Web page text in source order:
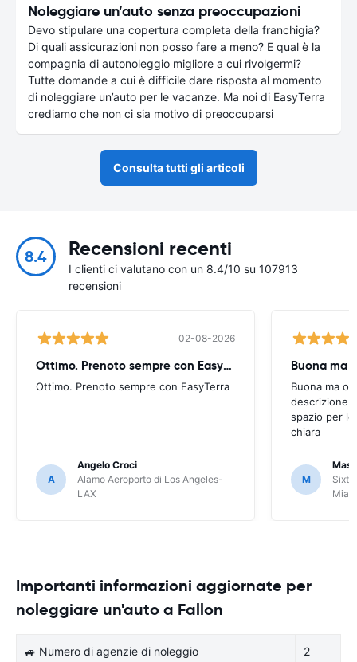
Noleggiare un’auto senza preoccupazioni
Devo stipulare una copertura completa della franchigia?
Di quali assicurazioni non posso fare a meno? E qual è la
compagnia di autonoleggio migliore a cui rivolgermi?
Tutte domande a cui è difficile dare risposta al momento
di noleggiare un’auto per le vacanze. Ma noi di EasyTerra
crediamo che non ci sia motivo di preoccuparsi
Consulta tutti gli articoli
8.4 Recensioni recenti
I clienti ci valutano con un 8.4/10 su 107913
recensioni
02-08-2026
Ottimo. Prenoto sempre con EasyTerra
Ottimo. Prenoto sempre con EasyTerra
A
Angelo Croci
Alamo Aeroporto di Los Angeles-
LAX
Buona ma
Buona ma
descrizione
spazio per
chiara
M
Sixt
Importanti informazioni aggiornate per
noleggiare un'auto a Fallon
🚙 Numero di agenzie di noleggio 2